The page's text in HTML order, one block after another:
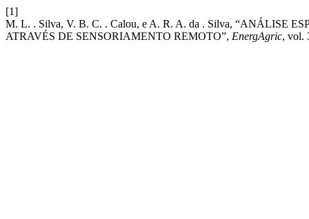
[1]
M. L. . Silva, V. B. C. . Calou, e A. R. A. da . Silva, “ANÁLISE
ATRAVÉS DE SENSORIAMENTO REMOTO”, EnergAgric, vol.